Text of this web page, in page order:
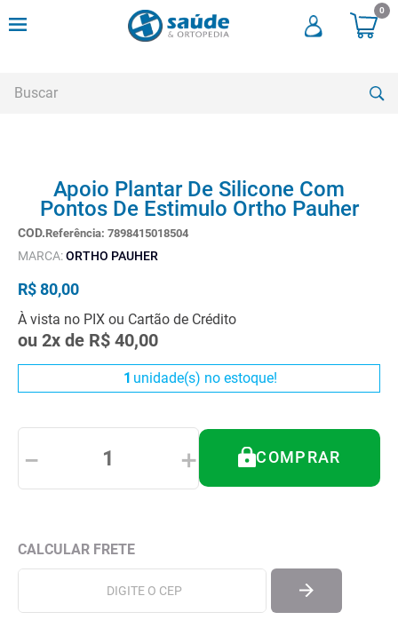
0
Apoio Plantar De Silicone Com
Pontos De Estimulo Ortho Pauher
Referência: 7898415018504
MARCA:ORTHO PAUHER
R$80,00
À vista no PIX ou Cartão de Crédito
ou 2x de R$ 40,00
1 unidade(s) no estoque!
＋
－ COMPRAR
andadores
meia compressao
3º
cadeira rodas
4º
andador
5º
cadeira rodas agile
6º
cadeira higienica
bota imobilizadora